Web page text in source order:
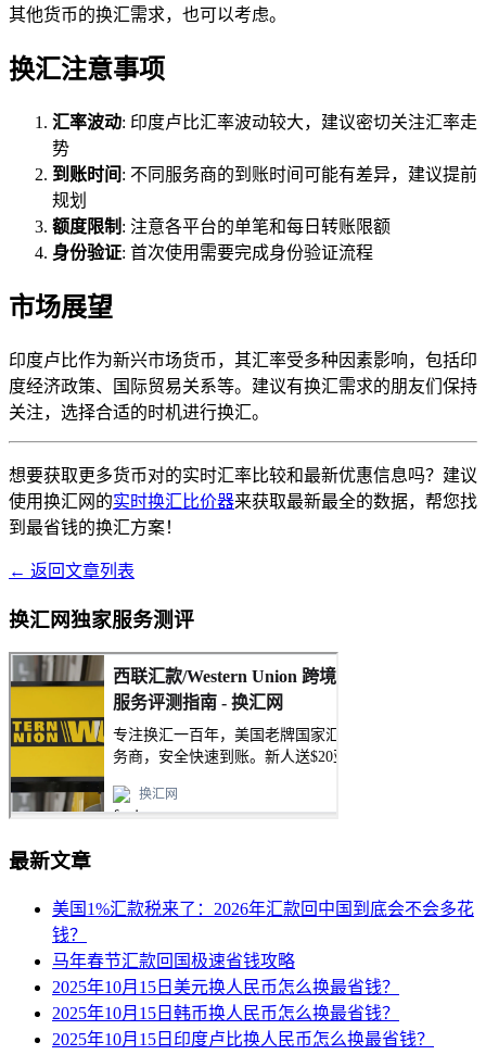
其他货币的换汇需求，也可以考虑。
换汇注意事项
汇率波动: 印度卢比汇率波动较大，建议密切关注汇率走
势
到账时间 : 不同服务商的到账时间可能有差异，建议提前
规划
额度限制 : 注意各平台的单笔和每日转账限额
身份验证: 首次使用需要完成身份验证流程
市场展望
印度卢比作为新兴市场货币，其汇率受多种因素影响，包括印
度经济政策、国际贸易关系等。建议有换汇需求的朋友们保持
关注，选择合适的时机进行换汇。
想要获取更多货币对的实时汇率比较和最新优惠信息吗？建议
使用换汇网的实时换汇比价器来获取最新最全的数据，帮您找
到最省钱的换汇方案！
← 返回文章列表
换汇网独家服务测评
最新文章
美国1%汇款税来了：2026年汇款回中国到底会不会多花
钱？
马年春节汇款回国极速省钱攻略
2025年10月15日美元换人民币怎么换最省钱？
2025年10月15日韩币换人民币怎么换最省钱？
2025年10月15日印度卢比换人民币怎么换最省钱？